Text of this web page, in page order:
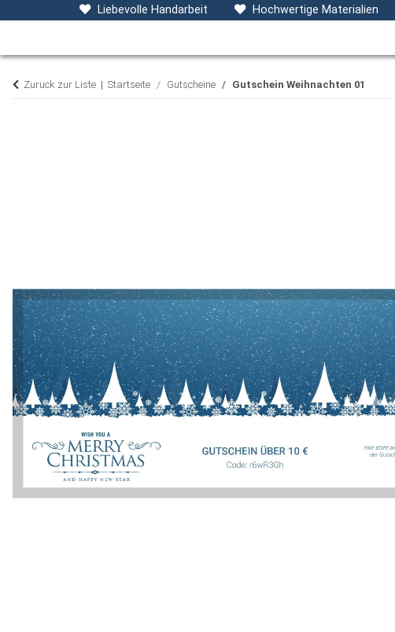
Liebevolle Handarbeit Hochwertige Materialien
Baby- & Kinderkleidung Accessoires Decken,
Zurück zur Liste Startseite Gutscheine Gutschein Weihnachten 01